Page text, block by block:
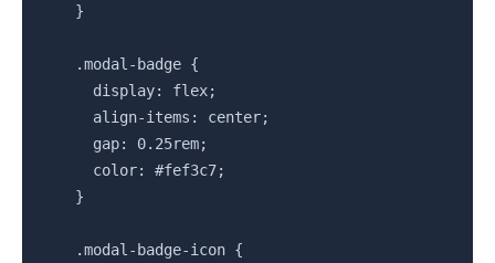
    }
    .modal-badge {
      display: flex;
      align-items: center;
      gap: 0.25rem;
      color: #fef3c7;
    }
    .modal-badge-icon {